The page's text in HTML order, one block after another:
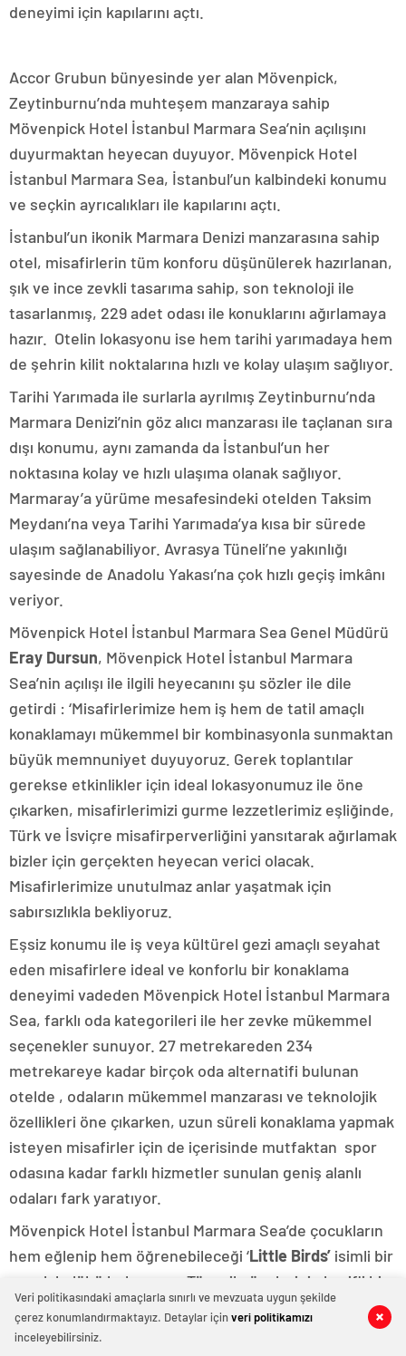
0 0
0 0
0 0
0 0
deneyimi için kapılarını açtı.
Accor Grubun bünyesinde yer alan Mövenpick,
Zeytinburnu’nda muhteşem manzaraya sahip
Mövenpick Hotel İstanbul Marmara Sea’nin açılışını
duyurmaktan heyecan duyuyor. Mövenpick Hotel
İstanbul Marmara Sea, İstanbul’un kalbindeki konumu
ve seçkin ayrıcalıkları ile kapılarını açtı.
İstanbul’un ikonik Marmara Denizi manzarasına sahip
otel, misafirlerin tüm konforu düşünülerek hazırlanan,
şık ve ince zevkli tasarıma sahip, son teknoloji ile
tasarlanmış, 229 adet odası ile konuklarını ağırlamaya
hazır. Otelin lokasyonu ise hem tarihi yarımadaya hem
de şehrin kilit noktalarına hızlı ve kolay ulaşım sağlıyor.
Tarihi Yarımada ile surlarla ayrılmış Zeytinburnu’nda
Marmara Denizi’nin göz alıcı manzarası ile taçlanan sıra
dışı konumu, aynı zamanda da İstanbul’un her
noktasına kolay ve hızlı ulaşıma olanak sağlıyor.
Marmaray’a yürüme mesafesindeki otelden Taksim
Meydanı’na veya Tarihi Yarımada’ya kısa bir sürede
ulaşım sağlanabiliyor. Avrasya Tüneli’ne yakınlığı
sayesinde de Anadolu Yakası’na çok hızlı geçiş imkânı
veriyor.
Mövenpick Hotel İstanbul Marmara Sea Genel Müdürü
Eray Dursun, Mövenpick Hotel İstanbul Marmara
Sea’nin açılışı ile ilgili heyecanını şu sözler ile dile
getirdi : ‘Misafirlerimize hem iş hem de tatil amaçlı
konaklamayı mükemmel bir kombinasyonla sunmaktan
büyük memnuniyet duyuyoruz. Gerek toplantılar
gerekse etkinlikler için ideal lokasyonumuz ile öne
çıkarken, misafirlerimizi gurme lezzetlerimiz eşliğinde,
Türk ve İsviçre misafirperverliğini yansıtarak ağırlamak
bizler için gerçekten heyecan verici olacak.
Misafirlerimize unutulmaz anlar yaşatmak için
sabırsızlıkla bekliyoruz.
Eşsiz konumu ile iş veya kültürel gezi amaçlı seyahat
eden misafirlere ideal ve konforlu bir konaklama
deneyimi vadeden Mövenpick Hotel İstanbul Marmara
Sea, farklı oda kategorileri ile her zevke mükemmel
seçenekler sunuyor. 27 metrekareden 234
metrekareye kadar birçok oda alternatifi bulunan
otelde , odaların mükemmel manzarası ve teknolojik
özellikleri öne çıkarken, uzun süreli konaklama yapmak
isteyen misafirler için de içerisinde mutfaktan spor
odasına kadar farklı hizmetler sunulan geniş alanlı
odaları fark yaratıyor.
Mövenpick Hotel İstanbul Marmara Sea’de çocukların
hem eğlenip hem öğrenebileceği ‘Little Birds’ isimli bir
çocuk kulübü bulunuyor. Tüm aile üyelerinin keyifli bir
tatil geçirebilmesi için Mövenpick Hotel İstanbul
Marmara Sea’de sunulan bir başka deneyim de yine
Veri politikasındaki amaçlarla sınırlı ve mevzuata uygun şekilde
çerez konumlandırmaktayız. Detaylar içinveri politikamızı
inceleyebilirsiniz.